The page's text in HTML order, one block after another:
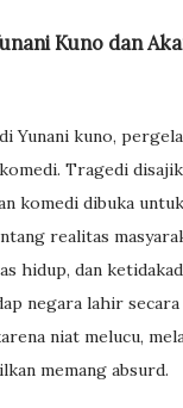
Kuno dan
Yunani kuno,
Tragedi
komedi dibuka
realitas
hidup, dan
negara lahir secara
niat melucu,
memang absurd.